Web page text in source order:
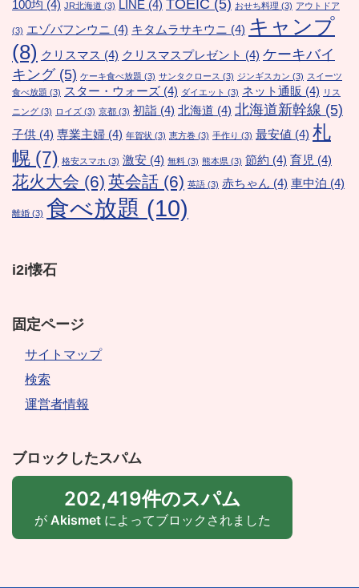
100均 (4) JR北海道 (3) LINE (4) TOEIC (5) おせち料理 (3) アウトドア
(3) エゾバフンウニ (4) キタムラサキウニ (4) キャンプ
(8) クリスマス (4) クリスマスプレゼント (4) ケーキバイ
キング(5) ケーキ食べ放題 (3) サンタクロース (3) ジンギスカン (3) スイーツ
食べ放題 (3) スター・ウォーズ (4) ダイエット (3) ネット通販 (4) リス
ニング (3) ロイズ (3) 京都 (3) 初詣 (4) 北海道 (4) 北海道新幹線 (5)
子供 (4) 専業主婦 (4) 年賀状 (3) 恵方巻 (3) 手作り (3) 最安値 (4) 札
幌 (7) 格安スマホ (3) 激安 (4) 無料 (3) 熊本県 (3) 節約 (4) 育児 (4)
花火大会 (6) 英会話 (6) 英語 (3) 赤ちゃん (4) 車中泊 (4)
離婚 (3) 食べ放題 (10)
i2i懐石
固定ページ
サイトマップ
検索
運営者情報
ブロックしたスパム
202,419件のスパム
が Akismetによってブロックされました